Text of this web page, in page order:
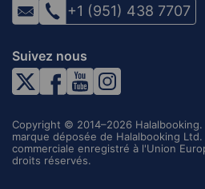
+1 (951) 438 7707
Suivez nous
Copyright © 2014–2026
marque déposée de Halalbooking
commerciale enregistré à l'Union
droits réservés.